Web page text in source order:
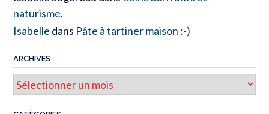
naturisme.
Isabelle dans Pâte à tartiner maison :-)
ARCHIVES